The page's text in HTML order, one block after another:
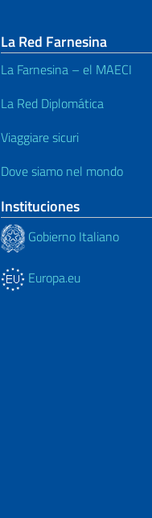
La Red Farnesina
La Farnesina – el MAECI
La Red Diplomática
Viaggiare sicuri
Dove siamo nel mondo
Instituciones
Gobierno Italiano
Europa.eu